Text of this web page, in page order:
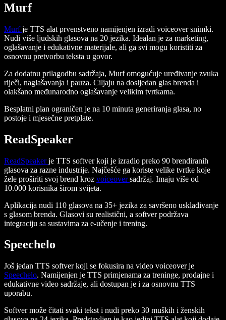
Murf
Murfje TTS alat prvenstveno namijenjen izradi voiceover snimki.
Nudi više ljudskih glasova na 20 jezika. Idealan je za marketing,
oglašavanje i edukativne materijale, ali ga svi mogu koristiti za
osnovnu pretvorbu teksta u govor.
Za dodatnu prilagodbu sadržaja, Murf omogućuje uređivanje zvuka
riječi, naglašavanja i pauza. Ciljaju na dosljedan glas brenda i
olakšano međunarodno oglašavanje velikim tvrtkama.
Besplatni plan ograničen je na 10 minuta generiranja glasa, no
postoje i mjesečne pretplate.
ReadSpeaker
ReadSpeakerje TTS softver koji je izradio preko 90 brendiranih
glasova za razne industrije. Najčešće ga koriste velike tvrtke koje
žele proširiti svoj brend kroz voiceoversadržaj. Imaju više od
10.000 korisnika širom svijeta.
Aplikacija nudi 110 glasova na 35+ jezika za savršeno usklađivanje
s glasom brenda. Glasovi su realistični, a softver podržava
integraciju sa sustavima za e-učenje i trening.
Speechelo
Još jedan TTS softver koji se fokusira na video voiceover je
Speechelo. Namijenjen je TTS primjenama za treninge, prodajne i
edukativne video sadržaje, ali dostupan je i za osnovnu TTS
uporabu.
Softver može čitati svaki tekst i nudi preko 30 muških i ženskih